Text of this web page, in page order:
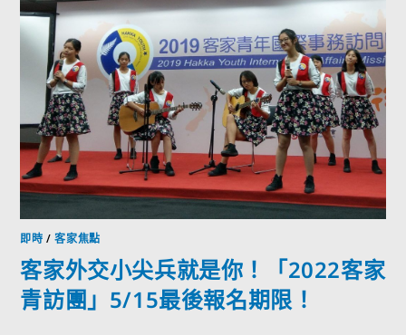
即時 /客家焦點
客家外交小尖兵就是你！「2022客家
青訪團」5/15最後報名期限！